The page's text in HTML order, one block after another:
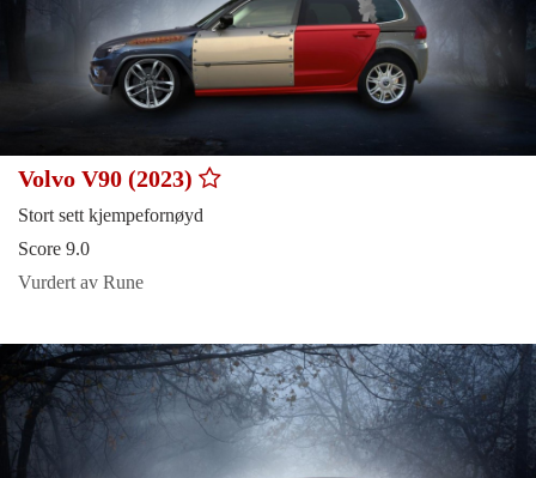
Volvo V90 (2023)
Stort sett kjempefornøyd
Score 9.0
Vurdert av Rune